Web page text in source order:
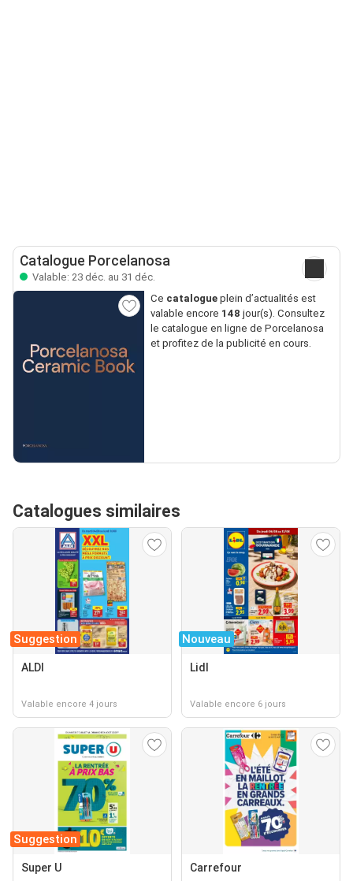
Catalogue Porcelanosa
Valable: 23 déc. au 31 déc.
Ce catalogueplein d’actualités est
valable encore 148 jour(s). Consultez
le catalogue en ligne de Porcelanosa
et profitez de la publicité en cours.
Catalogues similaires
Suggestion
ALDI
Valable encore 4 jours
Nouveau
Lidl
Valable encore 6 jours
Suggestion
Super U Carrefour